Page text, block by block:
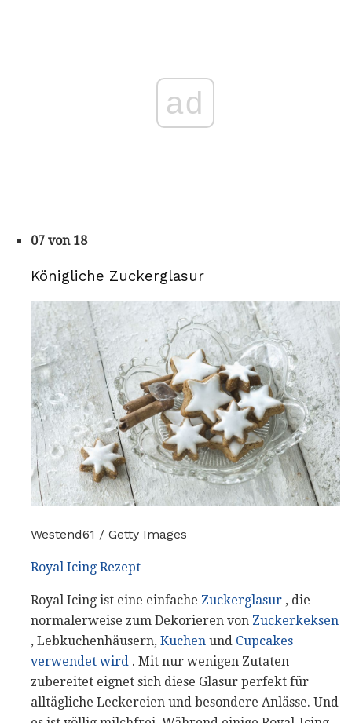
ad
07 von 18
Königliche Zuckerglasur
Westend61 / Getty Images
Royal Icing Rezept
Royal Icing ist eine einfache Zuckerglasur , die
normalerweise zum Dekorieren von Zuckerkeksen
, Lebkuchenhäusern, Kuchen und Cupcakes
verwendet wird . Mit nur wenigen Zutaten
zubereitet eignet sich diese Glasur perfekt für
alltägliche Leckereien und besondere Anlässe. Und